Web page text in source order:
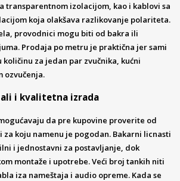
transparentnom izolacijom, kao i kablovi sa
koja olakšava razlikovanje polariteta.
provodnici mogu biti od bakra ili
Prodaja po metru je praktična jer sami
za jedan par zvučnika, kućni
ozvučenja.
i kvalitetna izrada
da pre kupovine proverite od
za koju namenu je pogodan. Bakarni licnasti
i jednostavni za postavljanje, dok
montaže i upotrebe. Veći broj tankih niti
iza nameštaja i audio opreme. Kada se